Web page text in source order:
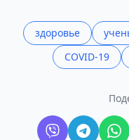
здоровье
COVID-19